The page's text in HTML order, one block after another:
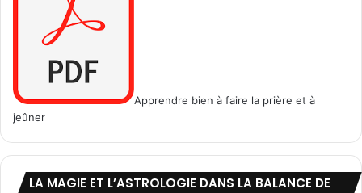
Apprendre bien à faire la prière et à
jeûner
LA MAGIE ET L’ASTROLOGIE DANS LA BALANCE DE